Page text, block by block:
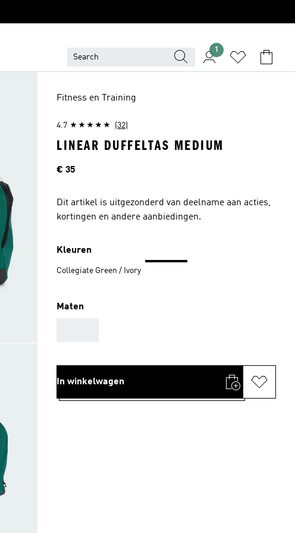
1
Fitness en Training
4.7 (32)
LINEAR DUFFELTAS MEDIUM
Prijs
€ 35
Dit artikel is uitgezonderd van deelname aan acties,
kortingen en andere aanbiedingen.
Kleuren
Collegiate Green / Ivory
Maten
In winkelwagen